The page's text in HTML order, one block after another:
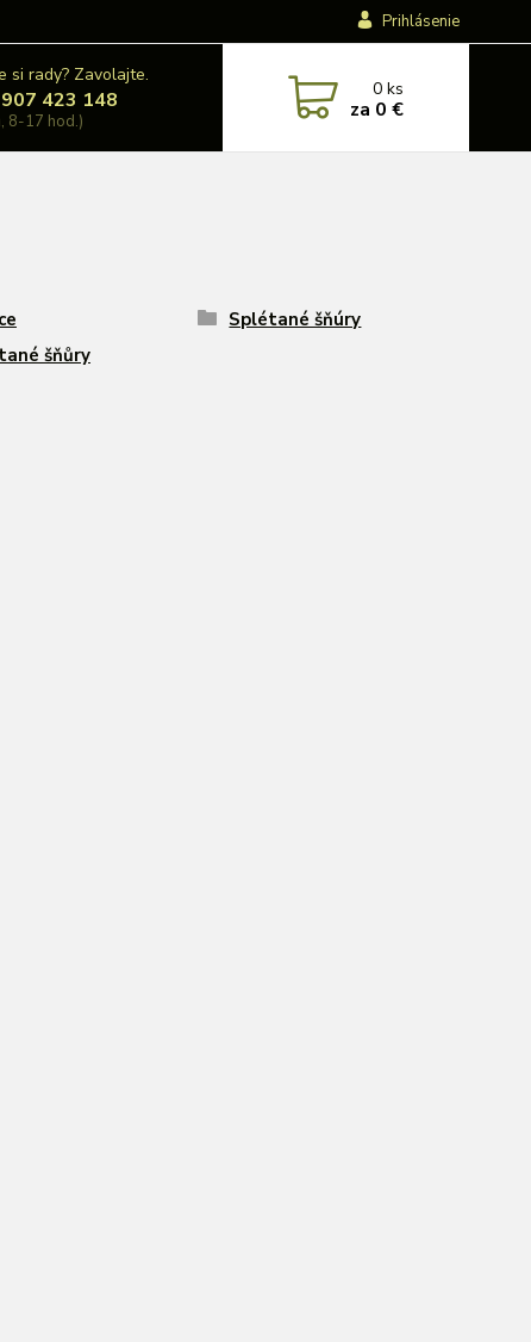
Prihlásenie
si rady? Zavolajte.
423 148
8-17 hod.)
0ks
za 0 €
Splétané šňúry
šňůry